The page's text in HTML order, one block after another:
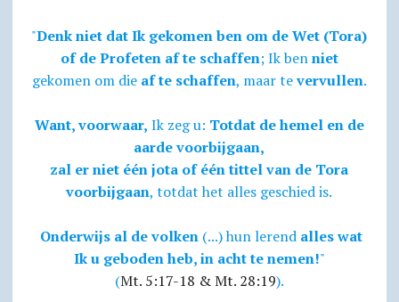
"Denk niet dat Ik gekomen ben om de Wet (Tora)
of de Profeten af te schaffen; Ik benniet
gekomen om die af te schaffen, maar tevervullen.
Want, voorwaar, Ik zeg u: Totdat de hemel en de
aarde voorbijgaan,
zal er niet één jota of één tittel van de Tora
voorbijgaan, totdat het alles geschied is.
Onderwijs al de volken(...) hun lerend alles wat
Ik u geboden heb, in acht te nemen!"
(Mt. 5:17-18 & Mt. 28:19).